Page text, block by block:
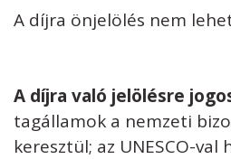
A díjra önjelölés nem
A díjra való jelölésre
tagállamok a nemzeti
keresztül; az UNESCO-val